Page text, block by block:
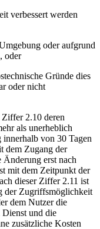
verbessert werden
oder aufgrund
oder
Gründe dies
oder nicht
2.10 deren
als unerheblich
von 30 Tagen
dem Zugang der
erst nach
mit dem Zeitpunkt der
dieser Ziffer 2.11 ist
der Zugriffsmöglichkeit
dem Nutzer die
und die
zusätzliche Kosten